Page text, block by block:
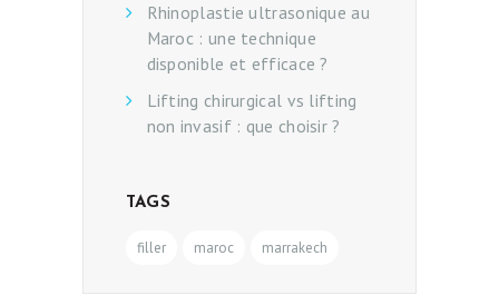
Rhinoplastie ultrasonique au
Maroc : une technique
disponible et efficace ?
Lifting chirurgical vs lifting
non invasif : que choisir ?
TAGS
filler maroc marrakech